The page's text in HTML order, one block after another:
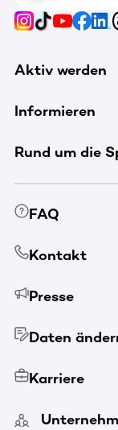
Aktiv werden
Informieren
Rund um die
FAQ
Kontakt
Presse
Daten
Karriere